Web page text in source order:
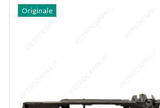
Originale